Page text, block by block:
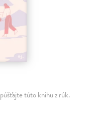
túto knihu z rúk.